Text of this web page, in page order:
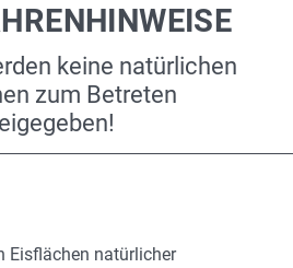
keine natürlichen
zum Betreten
Eisflächen natürlicher